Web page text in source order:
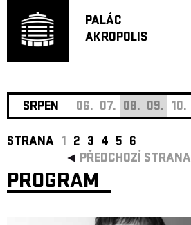
PALÁC
AKROPOLIS
SRPEN 06. 07. 08. 09. 10.
STRANA 1 2 3 4 5 6
PŘEDCHOZÍ STRANA
PROGRAM